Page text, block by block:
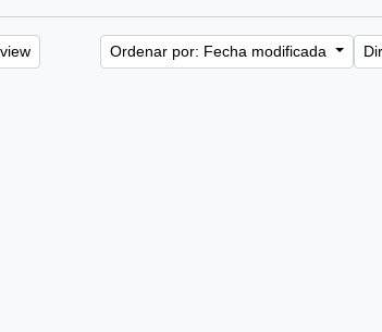
Ordenar por: Fecha modificada